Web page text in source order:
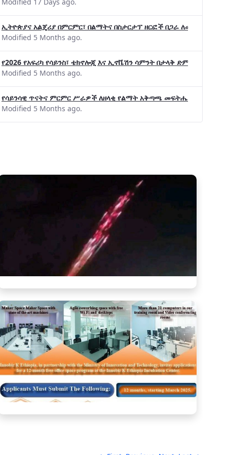
ኢትዮጵያና አልጄሪያ በምርምር፣ በልማትና በስታርታፕ ዘርፎች በጋራ ለመስራት መከሩ፡፡
Modified 5 Months ago.
የ2026 የአፍሪካ የሳይንስ፣ ቴክኖሎጂ እና ኢኖቬሽን ሳምንት በታላቅ ድምቀት
Modified 5 Months ago.
የሳይንሳዊ ጥናትና ምርምር ሥራዎች ለዘላቂ የልማት አቅጣጫ መፍትሔ ጠቋሚ
Modified 5 Months ago.